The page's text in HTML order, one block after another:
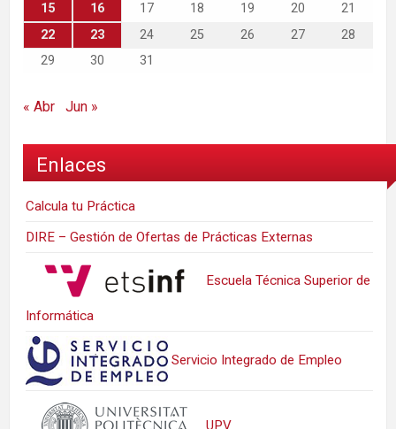
15
16 17 18 19 20
21
22
23 24 25 26 27
28
29
30 31
« Abr Jun »
Enlaces
Calcula tu Práctica
DIRE – Gestión de Ofertas de Prácticas Externas
Escuela Técnica Superior de
Informática
Servicio Integrado de Empleo
UPV